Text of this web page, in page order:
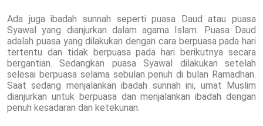
Ada juga ibadah sunnah seperti puasa Daud atau puasa
Syawal yang dianjurkan dalam agama Islam. Puasa Daud
adalah puasa yang dilakukan dengan cara berpuasa pada hari
tertentu dan tidak berpuasa pada hari berikutnya secara
bergantian. Sedangkan puasa Syawal dilakukan setelah
selesai berpuasa selama sebulan penuh di bulan Ramadhan.
Saat sedang menjalankan ibadah sunnah ini, umat Muslim
dianjurkan untuk berpuasa dan menjalankan ibadah dengan
penuh kesadaran dan ketekunan.